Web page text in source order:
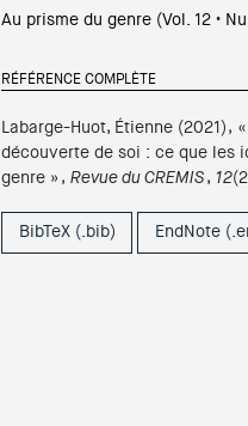
Au prisme du genre (Vol. 12 •
RÉFÉRENCE COMPLÈTE
Labarge-Huot, Étienne (2021), «
découverte de soi : ce que les
genre », Revue du CREMIS, 12(2
BibTeX (.bib) EndNote